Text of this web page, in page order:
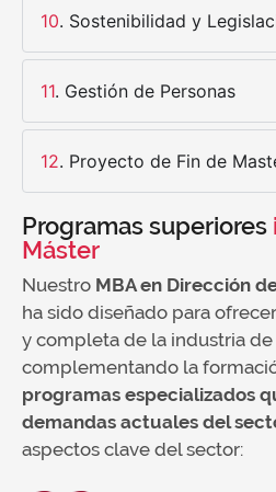
10. Sostenibilidad y
11. Gestión de Personas
12. Proyecto de Fin de
Programas superiores
Máster
Nuestro MBA en Dirección
ha sido diseñado para
y completa de la industria de
complementando la
programas especializados
demandas actuales del
aspectos clave del sector: